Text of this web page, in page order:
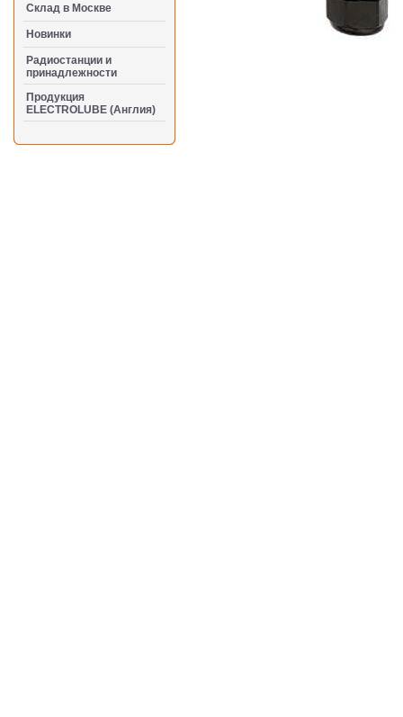
Cклад в Москве
Новинки
Радиостанции и
принадлежности
Продукция
ELECTROLUBE (Англия)